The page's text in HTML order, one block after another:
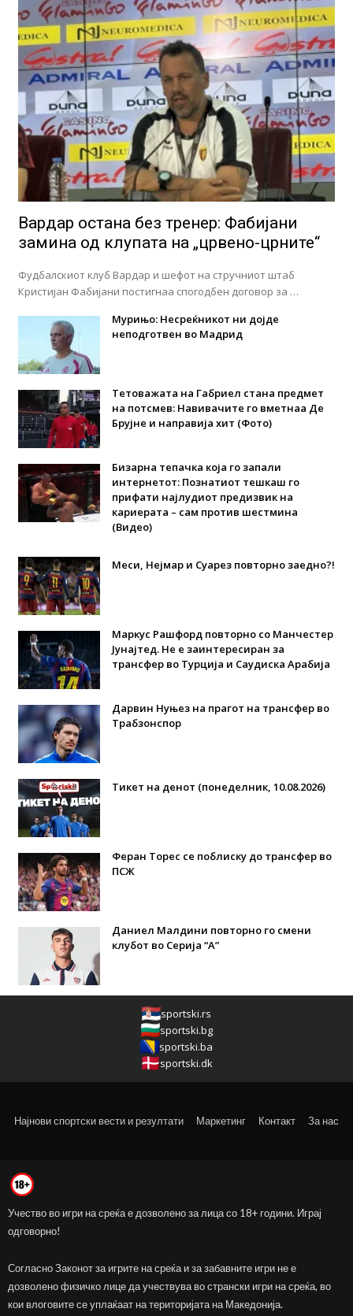
Вардар остана без тренер: Фабијани
замина од клупата на „црвено-црните“
Фудбалскиот клуб Вардар и шефот на стручниот штаб
Кристијан Фабијани постигнаа спогодбен договор за …
Мурињо: Несреќникот ни дојде
неподготвен во Мадрид
Тетоважата на Габриел стана предмет
на потсмев: Навивачите го вметнаа Де
Брујне и направија хит (Фото)
Бизарна тепачка која го запали
интернетот: Познатиот тешкаш го
прифати најлудиот предизвик на
кариерата – сам против шестмина
(Видео)
Меси, Нејмар и Суарез повторно заедно?!
Маркус Рашфорд повторно со Манчестер
Јунајтед. Не е заинтересиран за
трансфер во Турција и Саудиска Арабија
Дарвин Нуњез на прагот на трансфер во
Трабзонспор
Тикет на денот (понеделник, 10.08.2026)
Феран Торес се поблиску до трансфер во
ПСЖ
Даниел Малдини повторно го смени
клубот во Серија “А”
sportski.rs
sportski.bg
sportski.ba
sportski.dk
Најнови спортски вести и резултати Маркетинг Контакт За нас
Учество во игри на среќа е дозволено за лица со 18+ години. Играј
одговорно!
Согласно Законот за игрите на среќа и за забавните игри не е
дозволено физичко лице да учествува во странски игри на среќа, во
кои влоговите се уплаќаат на територијата на Македонија.